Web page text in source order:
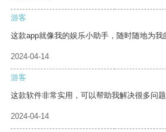
游客
这款app就像我的娱乐小助手，随时随地为我
2024-04-14
游客
这款软件非常实用，可以帮助我解决很多问题
2024-04-14